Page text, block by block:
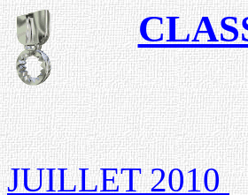
JUILLET 2010